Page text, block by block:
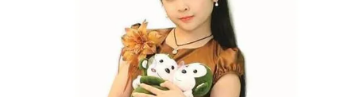
Đài Truyền hình Việt Nam
Thời báo VTV
Giấy phép hoạt động báo in và báo điện tử số 483/GP-BTTTT